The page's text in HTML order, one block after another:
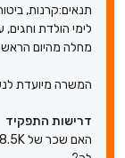
תנאים:קרנות,
לימי הולדת וחגים,
מחלה מהיום
המשרה מיועדת
דרישות התפקיד